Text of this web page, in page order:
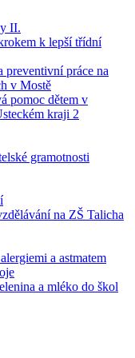
II.
k lepší třídní
preventivní práce na
v Mostě
pomoc dětem v
kraji 2
gramotnosti
na ZŠ Talicha
a astmatem
a mléko do škol